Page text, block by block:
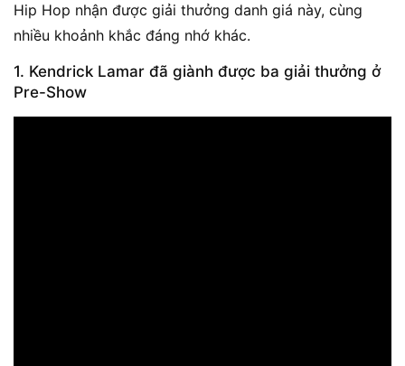
Hip Hop nhận được giải thưởng danh giá này, cùng
nhiều khoảnh khắc đáng nhớ khác.
1. Kendrick Lamar đã giành được ba giải thưởng ở
Pre-Show